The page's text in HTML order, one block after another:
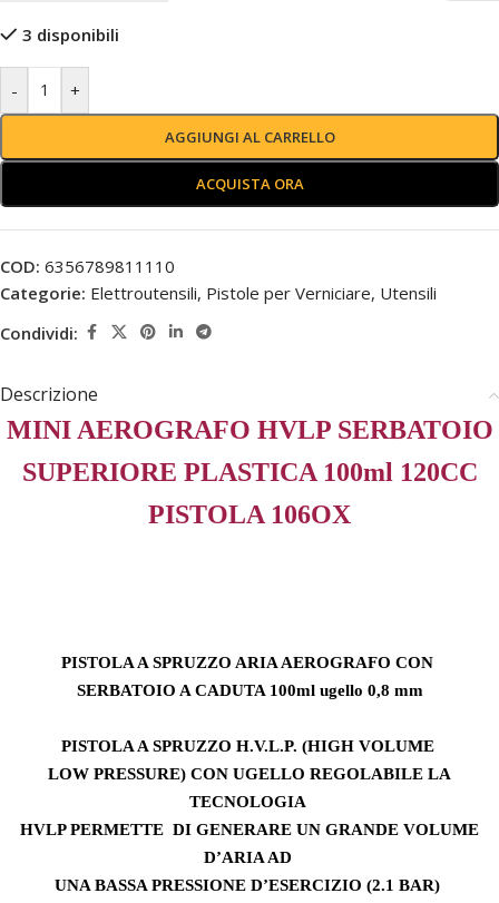
3 disponibili
- +
AGGIUNGI AL CARRELLO
ACQUISTA ORA
COD: 6356789811110
Categorie: Elettroutensili, Pistole per Verniciare, Utensili
Condividi:
Descrizione
MINI AEROGRAFO HVLP SERBATOIO
SUPERIORE PLASTICA 100ml 120CC
PISTOLA 106OX
PISTOLA A SPRUZZO ARIA AEROGRAFO CON
SERBATOIO A CADUTA 100ml ugello 0,8 mm
PISTOLA A SPRUZZO H.V.L.P. (HIGH VOLUME
LOW PRESSURE) CON UGELLO REGOLABILE LA
TECNOLOGIA
HVLP PERMETTE DI GENERARE UN GRANDE VOLUME
D’ARIA AD
UNA BASSA PRESSIONE D’ESERCIZIO (2.1 BAR)